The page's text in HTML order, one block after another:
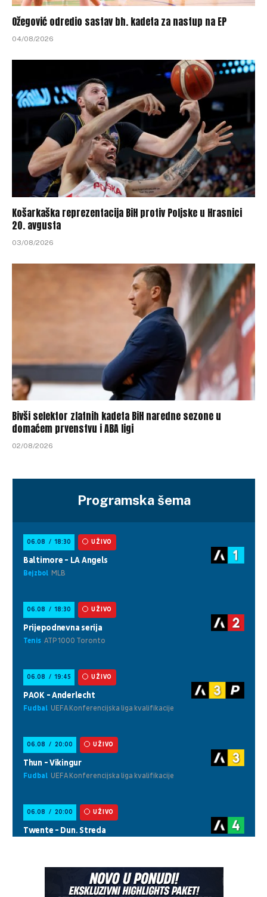
Ožegović odredio sastav bh. kadeta za nastup na EP
04/08/2026
Košarkaška reprezentacija BiH protiv Poljske u Hrasnici
20. avgusta
03/08/2026
Bivši selektor zlatnih kadeta BiH naredne sezone u
domaćem prvenstvu i ABA ligi
02/08/2026
Programska šema